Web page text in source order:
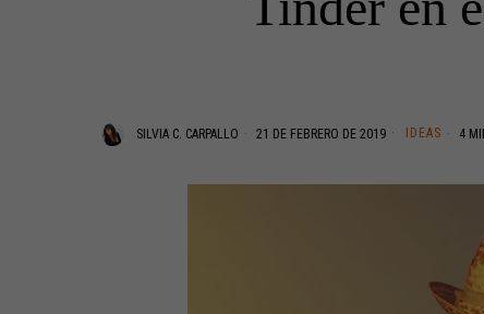
SILVIA C. CARPALLO 21 DE FEBRERO DE 2019 IDEAS 4